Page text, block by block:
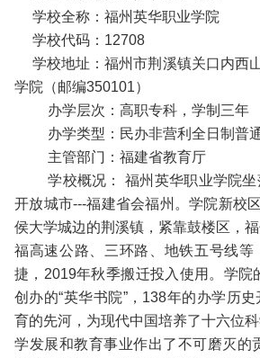
学校全称：福州英华职业学院
学校代码：12708
学校地址：福州市荆溪镇关口内西
学院（邮编350101）
办学层次：高职专科，学制三年
办学类型：民办非营利全日制普
主管部门：福建省教育厅
学校概况： 福州英华职业学院
开放城市---福建省会福州。学院新校
侯大学城边的荆溪镇，紧靠鼓楼区，
福高速公路、三环路、地铁五号线等
捷，2019年秋季搬迁投入使用。学院
创办的“英华书院”，138年的办学历
育的先河，为现代中国培养了十六位
学发展和教育事业作出了不可磨灭的